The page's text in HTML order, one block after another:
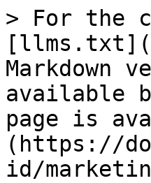
> For the
Markdown
available
page is
(https://
id/